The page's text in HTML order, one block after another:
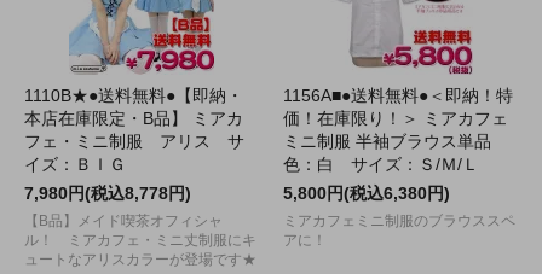
1110B★●送料無料●【即納・
本店在庫限定・B品】 ミアカ
フェ・ミニ制服 アリス サ
イズ：ＢＩＧ
7,980円(税込8,778円)
【B品】メイド喫茶オフィシャ
ル！ ミアカフェ・ミニ丈制服にキ
ュートなアリスカラーが登場です★
1156A■●送料無料●＜即納！特
価！在庫限り！＞ ミアカフェ
ミニ制服 半袖ブラウス単品
色：白 サイズ：Ｓ/Ｍ/Ｌ
5,800円(税込6,380円)
ミアカフェミニ制服のブラウススペ
アに！